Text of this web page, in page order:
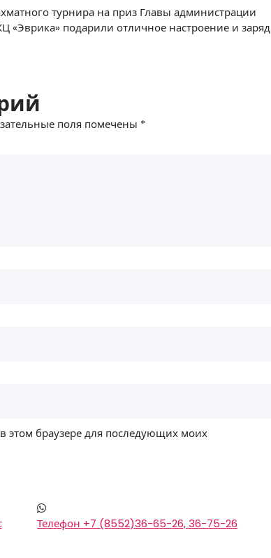
турнира на приз Главы администрации
«Эврика» подарили отличное настроение и заряд
поля помечены *
этом браузере для последующих моих
Телефон +7 (8552)36-65-26, 36-75-26